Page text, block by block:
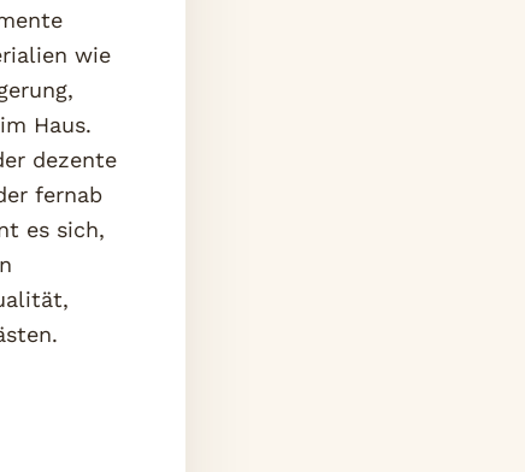
wie
Haus.
dezente
fernab
es sich,